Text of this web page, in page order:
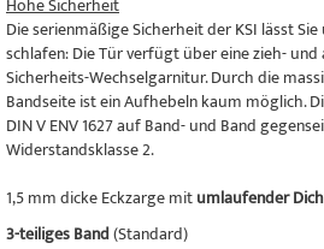
Die serienmäßige Sicherheit der KSI lässt
schlafen: Die Tür verfügt über eine zieh-
Sicherheits-Wechselgarnitur. Durch die
Bandseite ist ein Aufhebeln kaum möglich.
DIN V ENV 1627 auf Band- und Band
Widerstandsklasse 2.
1,5 mm dicke Eckzarge mitumlaufender
3-teiliges Band(Standard)